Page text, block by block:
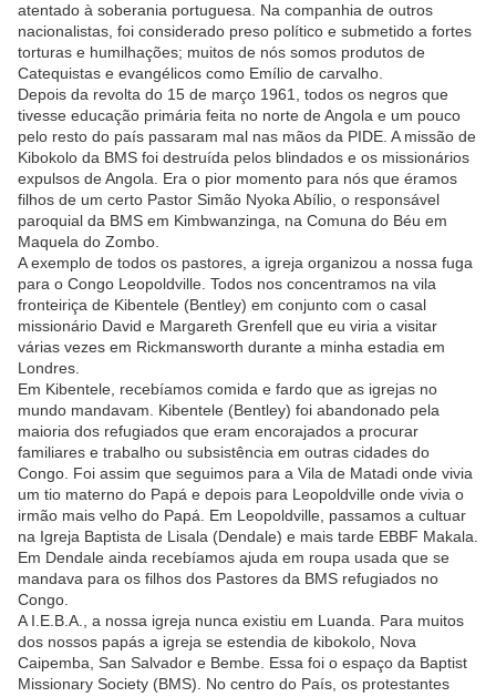
atentado à soberania portuguesa. Na companhia de outros
nacionalistas, foi considerado preso político e submetido a fortes
torturas e humilhações; muitos de nós somos produtos de
Catequistas e evangélicos como Emílio de carvalho.
Depois da revolta do 15 de março 1961, todos os negros que
tivesse educação primária feita no norte de Angola e um pouco
pelo resto do país passaram mal nas mãos da PIDE. A missão de
Kibokolo da BMS foi destruída pelos blindados e os missionários
expulsos de Angola. Era o pior momento para nós que éramos
filhos de um certo Pastor Simão Nyoka Abílio, o responsável
paroquial da BMS em Kimbwanzinga, na Comuna do Béu em
Maquela do Zombo.
A exemplo de todos os pastores, a igreja organizou a nossa fuga
para o Congo Leopoldville. Todos nos concentramos na vila
fronteiriça de Kibentele (Bentley) em conjunto com o casal
missionário David e Margareth Grenfell que eu viria a visitar
várias vezes em Rickmansworth durante a minha estadia em
Londres.
Em Kibentele, recebíamos comida e fardo que as igrejas no
mundo mandavam. Kibentele (Bentley) foi abandonado pela
maioria dos refugiados que eram encorajados a procurar
familiares e trabalho ou subsistência em outras cidades do
Congo. Foi assim que seguimos para a Vila de Matadi onde vivia
um tio materno do Papá e depois para Leopoldville onde vivia o
irmão mais velho do Papá. Em Leopoldville, passamos a cultuar
na Igreja Baptista de Lisala (Dendale) e mais tarde EBBF Makala.
Em Dendale ainda recebíamos ajuda em roupa usada que se
mandava para os filhos dos Pastores da BMS refugiados no
Congo.
A I.E.B.A., a nossa igreja nunca existiu em Luanda. Para muitos
dos nossos papás a igreja se estendia de kibokolo, Nova
Caipemba, San Salvador e Bembe. Essa foi o espaço da Baptist
Missionary Society (BMS). No centro do País, os protestantes